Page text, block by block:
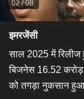
02/08
इमरजेंसी
साल 2025 में रिलीज
बिजनेस 16.52 करोड़
को तगड़ा नुकसान